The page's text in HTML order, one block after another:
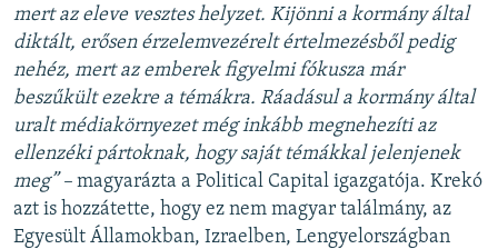
mert az eleve vesztes helyzet. Kijönni a kormány által
diktált, erősen érzelemvezérelt értelmezésből pedig
nehéz, mert az emberek figyelmi fókusza már
beszűkült ezekre a témákra. Ráadásul a kormány által
uralt médiakörnyezet még inkább megnehezíti az
ellenzéki pártoknak, hogy saját témákkal jelenjenek
meg” – magyarázta a Political Capital igazgatója. Krekó
azt is hozzátette, hogy ez nem magyar találmány, az
Egyesült Államokban, Izraelben, Lengyelországban